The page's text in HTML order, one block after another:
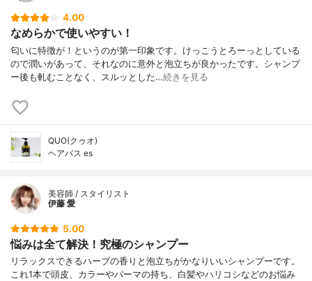
4.00
なめらかで使いやすい！
匂いに特徴が！というのが第一印象です。けっこうとろーっとしている
ので潤いがあって、それなのに意外と泡立ちが良かったです。シャンプ
ー後も軋むことなく、スルッとした…続きを見る
QUO(クゥオ)
ヘアバス es
美容師 / スタイリスト
伊藤 愛
5.00
悩みは全て解決！究極のシャンプー
リラックスできるハーブの香りと泡立ちがかなりいいシャンプーです。
これ1本で頭皮、カラーやパーマの持ち、白髪やハリコシなどのお悩み